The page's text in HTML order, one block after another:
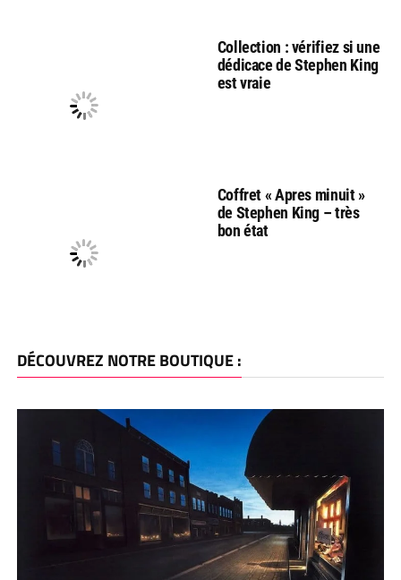
Collection : vérifiez si une
dédicace de Stephen King
est vraie
Coffret « Apres minuit »
de Stephen King – très
bon état
DÉCOUVREZ NOTRE BOUTIQUE :